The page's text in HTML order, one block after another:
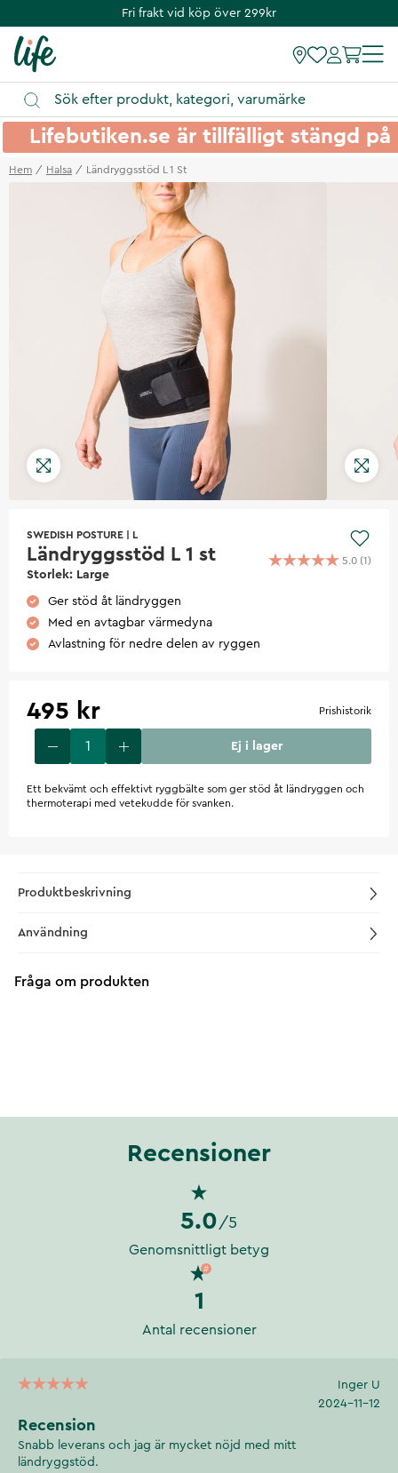
Fri frakt vid köp över 299kr
Lifebutiken.se är tillfälligt stängd
Hem Halsa Ländryggsstöd L 1 St
SWEDISH POSTURE L
Ländryggsstöd L 1 st
Storlek: Large
5.0 (1 )
Ger stöd åt ländryggen
Med en avtagbar värmedyna
Avlastning för nedre delen av ryggen
495 kr Prishistorik
Ej i lager
Ett bekvämt och effektivt ryggbälte som ger stöd åt ländryggen och
thermoterapi med vetekudde för svanken.
Produktbeskrivning
Användning
Fråga om produkten
Recensioner
5.0 /5
Genomsnittligt betyg
1
Antal recensioner
Inger U
2024-11-12
Recension
Snabb leverans och jag är mycket nöjd med mitt
ländryggstöd.